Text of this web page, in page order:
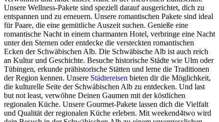
Unsere Wellness-Pakete sind speziell darauf ausgerichtet, dich zu
entspannen und zu erneuern. Unsere romantischen Pakete sind ideal
für Paare, die eine gemütliche Auszeit suchen. Genieße eine
romantische Nacht in einem charmanten Hotel, verbringe eine Nacht
unter den Sternen oder entdecke die versteckten romantischen
Ecken der Schwäbischen Alb. Die Schwäbische Alb ist auch reich
an Kultur und Geschichte. Besuche historische Städte wie Ulm oder
Tübingen, erkunde prähistorische Stätten und lerne die Traditionen
der Region kennen. Unsere Städtereisen bieten dir die Möglichkeit,
die kulturelle Seite der Schwäbischen Alb zu entdecken. Und last
but not least, verwöhne Deinen Gaumen mit der köstlichen
regionalen Küche. Unsere Gourmet-Pakete lassen dich die Vielfalt
und Qualität der regionalen Küche erleben. Mit weekend4two wird